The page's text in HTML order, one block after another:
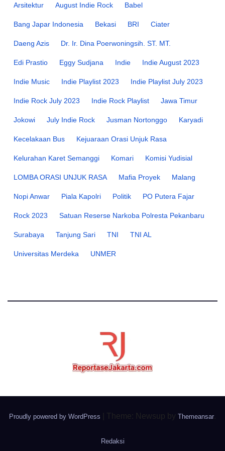
Arsitektur August Indie Rock Babel
Bang Japar Indonesia Bekasi BRI Ciater
Daeng Azis Dr. Ir. Dina Poerwoningsih. ST. MT.
Edi Prastio Eggy Sudjana Indie Indie August 2023
Indie Music Indie Playlist 2023 Indie Playlist July 2023
Indie Rock July 2023 Indie Rock Playlist Jawa Timur
Jokowi July Indie Rock Jusman Nortonggo Karyadi
Kecelakaan Bus Kejuaraan Orasi Unjuk Rasa
Kelurahan Karet Semanggi Komari Komisi Yudisial
LOMBA ORASI UNJUK RASA Mafia Proyek Malang
Nopi Anwar Piala Kapolri Politik PO Putera Fajar
Rock 2023 Satuan Reserse Narkoba Polresta Pekanbaru
Surabaya Tanjung Sari TNI TNI AL
Universitas Merdeka UNMER
Proudly powered by WordPress Theme: Newsup by Themeansar.
Redaksi